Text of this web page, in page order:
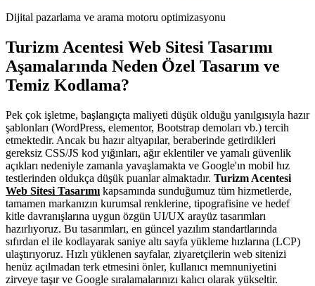
Dijital pazarlama ve arama motoru optimizasyonu
Turizm Acentesi Web Sitesi Tasarımı
Aşamalarında Neden Özel Tasarım ve
Temiz Kodlama?
Pek çok işletme, başlangıçta maliyeti düşük olduğu yanılgısıyla hazır
şablonları (WordPress, elementor, Bootstrap demoları vb.) tercih
etmektedir. Ancak bu hazır altyapılar, beraberinde getirdikleri
gereksiz CSS/JS kod yığınları, ağır eklentiler ve yamalı güvenlik
açıkları nedeniyle zamanla yavaşlamakta ve Google'ın mobil hız
testlerinden oldukça düşük puanlar almaktadır. Turizm Acentesi
Web Sitesi Tasarımı kapsamında sunduğumuz tüm hizmetlerde,
tamamen markanızın kurumsal renklerine, tipografisine ve hedef
kitle davranışlarına uygun özgün UI/UX arayüz tasarımları
hazırlıyoruz. Bu tasarımları, en güncel yazılım standartlarında
sıfırdan el ile kodlayarak saniye altı sayfa yükleme hızlarına (LCP)
ulaştırıyoruz. Hızlı yüklenen sayfalar, ziyaretçilerin web sitenizi
henüz açılmadan terk etmesini önler, kullanıcı memnuniyetini
zirveye taşır ve Google sıralamalarınızı kalıcı olarak yükseltir.